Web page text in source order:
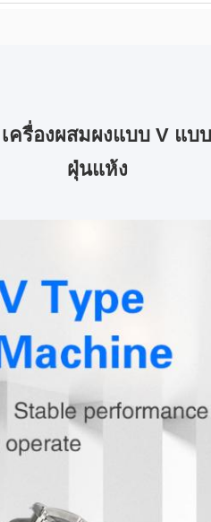
ครื่องผสมผงแบบ V แ
ฝุ่นแห้ง